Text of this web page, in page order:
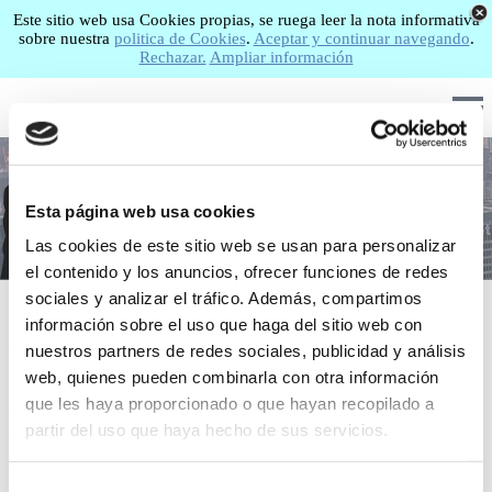
Este sitio web usa Cookies propias, se ruega leer la nota informativa
sobre nuestra politica de Cookies. Aceptar y continuar navegando.
Rechazar. Ampliar información
Esta página web usa cookies
Las cookies de este sitio web se usan para personalizar
el contenido y los anuncios, ofrecer funciones de redes
sociales y analizar el tráfico. Además, compartimos
información sobre el uso que haga del sitio web con
nuestros partners de redes sociales, publicidad y análisis
web, quienes pueden combinarla con otra información
que les haya proporcionado o que hayan recopilado a
partir del uso que haya hecho de sus servicios.
Servicios Administrativos
LA EMPRESA
GRADUADOS SOCIALES RODRÍGUEZ, S.L. se constituye con la experiencia
individual de sus dos actuales socios fundadores, los cuales deciden crear la
Asesoría LABORFIS para ofrecer un nuevo concepto en el mundo del
asesoramiento y gestión empresarial basado fundamentalmente en la confianza
mutua entre la empresa y la Asesoría, y la integración total de la Asesoría como